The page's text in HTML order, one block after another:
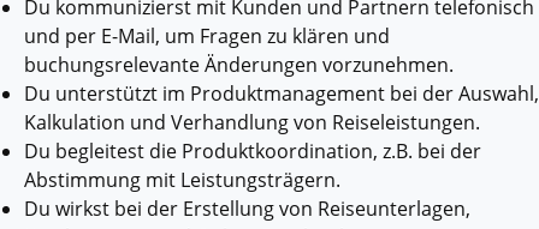
Du kommunizierst mit Kunden und Partnern telefonisch
und per E-Mail, um Fragen zu klären und
buchungsrelevante Änderungen vorzunehmen.
Du unterstützt im Produktmanagement bei der Auswahl,
Kalkulation und Verhandlung von Reiseleistungen.
Du begleitest die Produktkoordination, z.B. bei der
Abstimmung mit Leistungsträgern.
Du wirkst bei der Erstellung von Reiseunterlagen,